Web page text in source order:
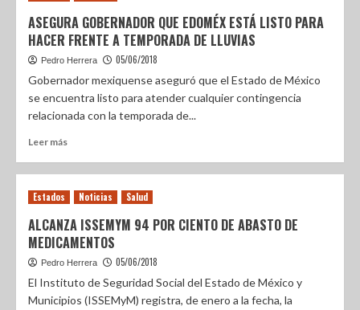
ASEGURA GOBERNADOR QUE EDOMÉX ESTÁ LISTO PARA
HACER FRENTE A TEMPORADA DE LLUVIAS
Pedro Herrera 05/06/2018
Gobernador mexiquense aseguró que el Estado de México
se encuentra listo para atender cualquier contingencia
relacionada con la temporada de...
Leer más
Estados Noticias Salud
ALCANZA ISSEMYM 94 POR CIENTO DE ABASTO DE
MEDICAMENTOS
Pedro Herrera 05/06/2018
El Instituto de Seguridad Social del Estado de México y
Municipios (ISSEMyM) registra, de enero a la fecha, la